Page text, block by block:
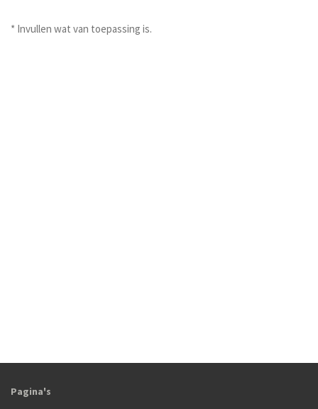
* Invullen wat van toepassing is.
Pagina's